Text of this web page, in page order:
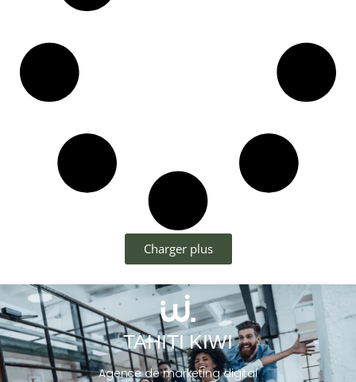
Charger plus
TAHITI KIWI
Agence de marketing digital